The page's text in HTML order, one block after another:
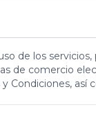
de los
de comercio
Condiciones,